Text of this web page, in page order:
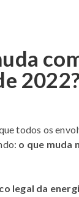
todos os
o que muda
legal da